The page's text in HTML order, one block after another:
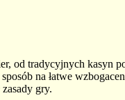
od tradycyjnych kasyn
na łatwe
gry.